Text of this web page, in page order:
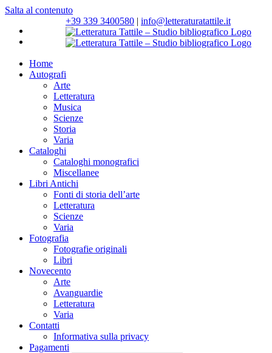
Salta al contenuto
+39 339 3400580 | info@letteraturatattile.it
Home
Autografi
Arte
Letteratura
Musica
Scienze
Storia
Varia
Cataloghi
Cataloghi monografici
Miscellanee
Libri Antichi
Fonti di storia dell’arte
Letteratura
Scienze
Varia
Fotografia
Fotografie originali
Libri
Novecento
Arte
Avanguardie
Letteratura
Varia
Contatti
Informativa sulla privacy
Pagamenti